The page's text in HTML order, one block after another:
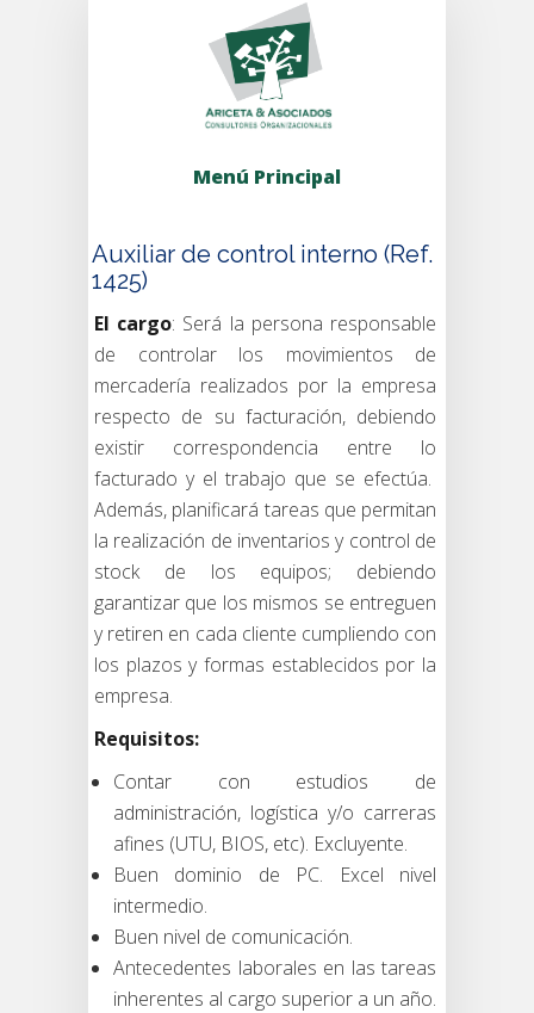
Menú Principal
Auxiliar de control interno (Ref.
1425)
El cargo: Será la persona responsable
de controlar los movimientos de
mercadería realizados por la empresa
respecto de su facturación, debiendo
existir correspondencia entre lo
facturado y el trabajo que se efectúa.
Además, planificará tareas que permitan
la realización de inventarios y control de
stock de los equipos; debiendo
garantizar que los mismos se entreguen
y retiren en cada cliente cumpliendo con
los plazos y formas establecidos por la
empresa.
Requisitos:
Contar con estudios de
administración, logística y/o carreras
afines (UTU, BIOS, etc). Excluyente.
Buen dominio de PC. Excel nivel
intermedio.
Buen nivel de comunicación.
Antecedentes laborales en las tareas
inherentes al cargo superior a un año.